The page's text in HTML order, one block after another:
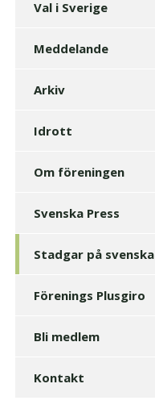
Val i Sverige
Meddelande
Arkiv
Idrott
Om föreningen
Svenska Press
Stadgar på svenska
Förenings Plusgiro
Bli medlem
Kontakt